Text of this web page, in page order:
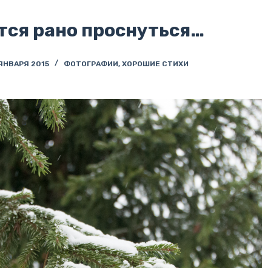
рано проснуться…
2015 ФОТОГРАФИИ, ХОРОШИЕ СТИХИ